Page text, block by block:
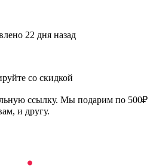
22 дня назад
со скидкой
ссылку. Мы подарим по 500₽
и другу.